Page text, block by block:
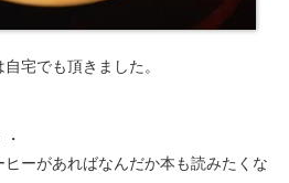
宅でも頂きました。
ーがあればなんだか本も読みたくな